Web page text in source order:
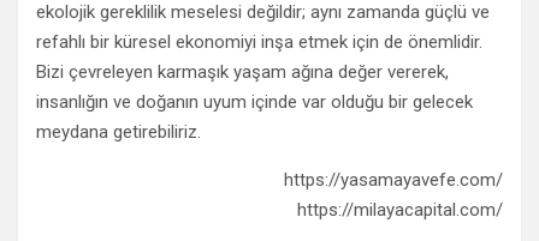
ekolojik gereklilik meselesi değildir; aynı zamanda güçlü ve
refahlı bir küresel ekonomiyi inşa etmek için de önemlidir.
Bizi çevreleyen karmaşık yaşam ağına değer vererek,
insanlığın ve doğanın uyum içinde var olduğu bir gelecek
meydana getirebiliriz.
https://yasamayavefe.com/
https://milayacapital.com/